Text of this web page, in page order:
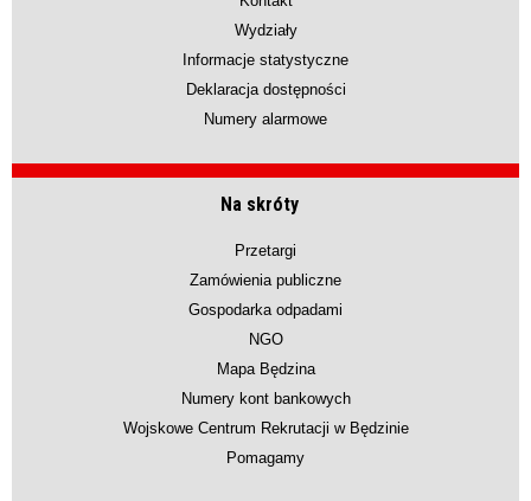
Wydziały
Informacje statystyczne
Deklaracja dostępności
Numery alarmowe
Na skróty
Przetargi
Zamówienia publiczne
Gospodarka odpadami
NGO
Mapa Będzina
Numery kont bankowych
Wojskowe Centrum Rekrutacji w Będzinie
Pomagamy